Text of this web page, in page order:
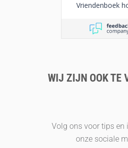
Vriendenboek
WIJ ZIJN OOK TE
Volg ons voor tips en
onze sociale